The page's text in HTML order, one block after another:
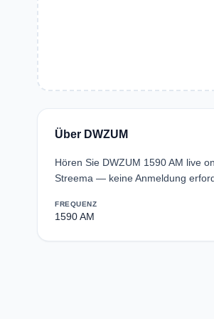
Über DWZUM
Hören Sie DWZUM 1590 AM live
Streema — keine Anmeldung
FREQUENZ
1590 AM